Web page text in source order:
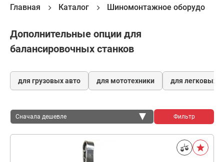
Главная Каталог Шиномонтажное
Дополнительные опции для
балансировочных станков
для грузовых авто для мототехники для легковых
Сначала дешевле
Сначала дешевле
Фильтр